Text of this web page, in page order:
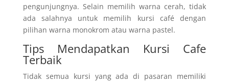
pengunjungnya. Selain memilih warna cerah, tidak
ada salahnya untuk memilih kursi café dengan
pilihan warna monokrom atau warna pastel.
Tips Mendapatkan Kursi Cafe
Terbaik
Tidak semua kursi yang ada di pasaran memiliki